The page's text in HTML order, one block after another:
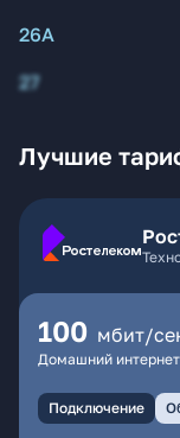
26А
27
Лучшие
100 мбит/
Домашний интернет
Подключение